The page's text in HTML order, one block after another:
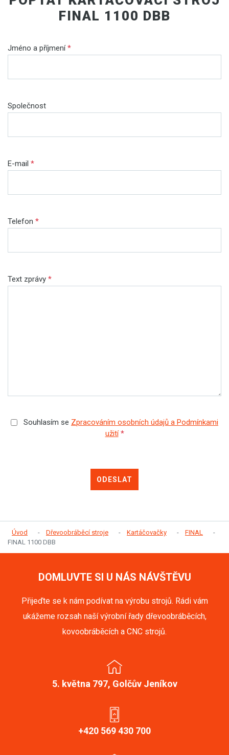
FINAL 1100 DBB
Jméno a příjmení*
Společnost
E-mail *
Telefon *
Text zprávy *
Souhlasím se Zpracováním osobních údajů a Podmínkami
užití *
ODESLAT
Úvod Dřevoobráběcí stroje Kartáčovačky
FINAL
FINAL 1100 DBB
DOMLUVTE SI U NÁS NÁVŠTĚVU
Přijeďte se k nám podívat na výrobu strojů. Rádi vám
ukážeme rozsah naší výrobní řady dřevoobráběcích,
kovoobráběcích a CNC strojů.
5. května 797, Golčův Jeníkov
+420 569 430 700